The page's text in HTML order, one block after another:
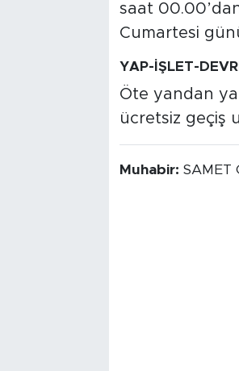
saat
Cumartesi
YAP-İŞLET-
Öte yandan
ücretsiz geçiş
Muhabir: SAMET